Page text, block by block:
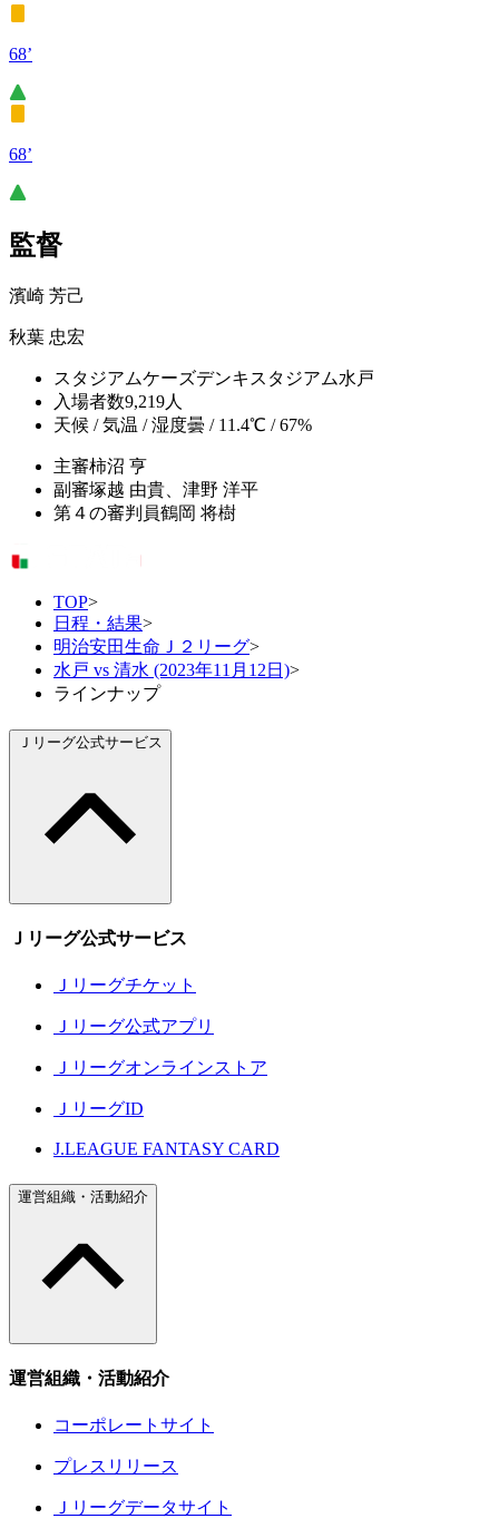
68’
68’
監督
濱崎 芳己
秋葉 忠宏
スタジアムケーズデンキスタジアム水戸
入場者数9,219人
天候 / 気温 / 湿度曇 / 11.4℃ / 67%
主審柿沼 亨
副審塚越 由貴、津野 洋平
第４の審判員鶴岡 将樹
TOP>
日程・結果>
明治安田生命Ｊ２リーグ>
水戸 vs 清水 (2023年11月12日)>
ラインナップ
Ｊリーグ公式サービス
Ｊリーグ公式サービス
Ｊリーグチケット
Ｊリーグ公式アプリ
Ｊリーグオンラインストア
ＪリーグID
J.LEAGUE FANTASY CARD
運営組織・活動紹介
運営組織・活動紹介
コーポレートサイト
プレスリリース
Ｊリーグデータサイト